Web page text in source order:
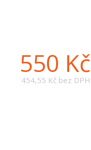
550 Kč
454,55 Kč bez DPH